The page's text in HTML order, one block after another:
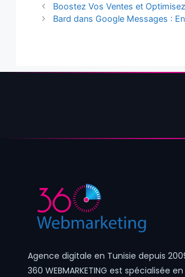
Boostez Vos Ventes et
Bard dans Google Messages :
Agence digitale en Tunisie depuis
360 WEBMARKETING est spécialisée en